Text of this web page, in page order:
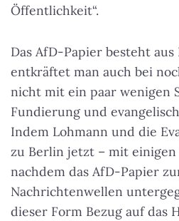
Öffentlichkeit“.
Das AfD-Papier besteht aus
entkräftet man auch bei
nicht mit ein paar wenigen
Fundierung und
Indem Lohmann und die
zu Berlin jetzt – mit einigen
nachdem das AfD-Papier
Nachrichtenwellen
dieser Form Bezug auf das